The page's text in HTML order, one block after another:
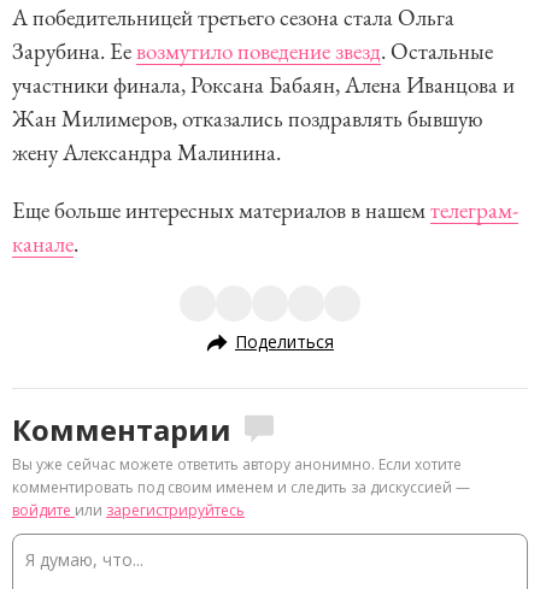
А победительницей третьего сезона стала Ольга
Зарубина. Еевозмутило поведение звезд. Остальные
участники финала, Роксана Бабаян, Алена Иванцова и
Жан Милимеров, отказались поздравлять бывшую
жену Александра Малинина.
Еще больше интересных материалов в нашемтелеграм-
канале.
Поделиться
Комментарии
Вы уже сейчас можете ответить автору анонимно. Если хотите
комментировать под своим именем и следить за дискуссией —
войдите или зарегистрируйтесь